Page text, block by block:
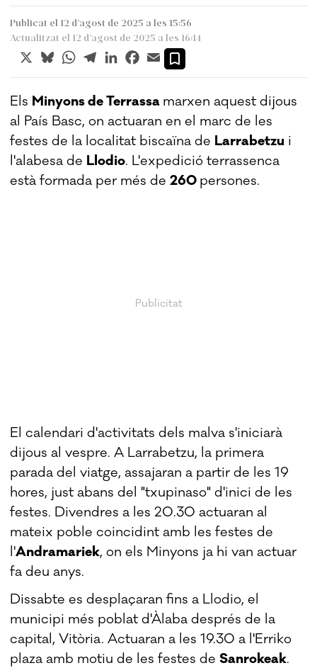
Publicat el 12 d’agost de 2025 a les 15:56
Actualitzat el 12 d’agost de 2025 a les 16:14
X BlueskyWhatsApp
TelegramLinkedInFacebook
Email
Els Minyons de Terrassa marxen aquest dijous
al País Basc, on actuaran en el marc de les
festes de la localitat biscaïna de Larrabetzu i
l'alabesa de Llodio. L'expedició terrassenca
està formada per més de260 persones.
El calendari d'activitats dels malva s'iniciarà
dijous al vespre. A Larrabetzu, la primera
parada del viatge, assajaran a partir de les 19
hores, just abans del "txupinaso" d'inici de les
festes. Divendres a les 20.30 actuaran al
mateix poble coincidint amb les festes de
l'Andramariek, on els Minyons ja hi van actuar
fa deu anys.
Dissabte es desplaçaran fins a Llodio, el
municipi més poblat d'Àlaba després de la
capital, Vitòria. Actuaran a les 19.30 a l'Erriko
plaza amb motiu de les festes deSanrokeak.